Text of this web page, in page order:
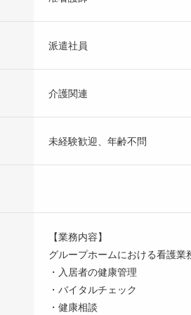
派遣社員
介護関連
未経験歓迎、年齢不問
【業務内容】
グループホームにおける看護業
・入居者の健康管理
・バイタルチェック
・健康相談